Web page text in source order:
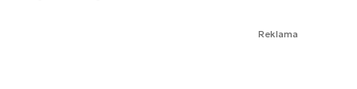
Reklama